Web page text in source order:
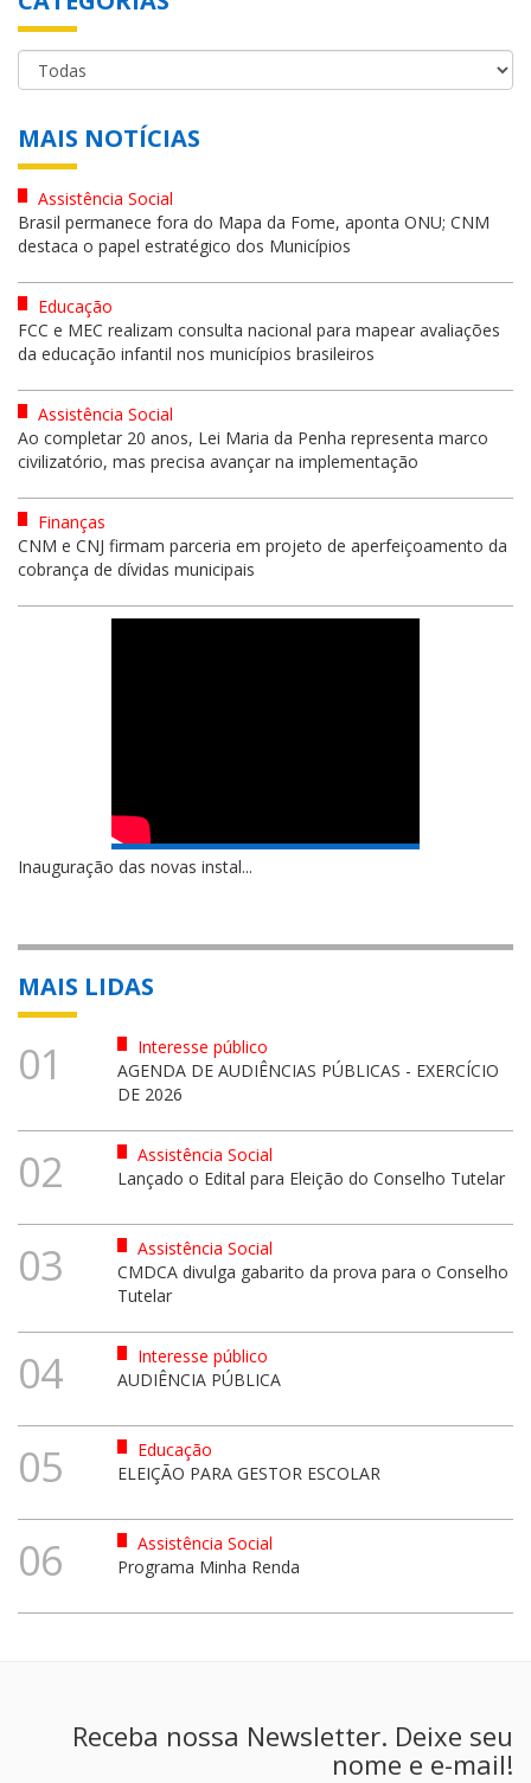
MAIS NOTÍCIAS
Assistência Social
Brasil permanece fora do Mapa da Fome, aponta ONU; CNM
destaca o papel estratégico dos Municípios
Educação
FCC e MEC realizam consulta nacional para mapear avaliações
da educação infantil nos municípios brasileiros
Assistência Social
Ao completar 20 anos, Lei Maria da Penha representa marco
civilizatório, mas precisa avançar na implementação
Finanças
CNM e CNJ firmam parceria em projeto de aperfeiçoamento da
cobrança de dívidas municipais
Inauguração das novas instal...
MAIS LIDAS
01
Interesse público
AGENDA DE AUDIÊNCIAS PÚBLICAS - EXERCÍCIO
DE 2026
02
Assistência Social
Lançado o Edital para Eleição do Conselho Tutelar
03
Assistência Social
CMDCA divulga gabarito da prova para o Conselho
Tutelar
04
Interesse público
AUDIÊNCIA PÚBLICA
05
Educação
ELEIÇÃO PARA GESTOR ESCOLAR
06
Assistência Social
Programa Minha Renda
Receba nossa Newsletter. Deixe seu
nome e e-mail!